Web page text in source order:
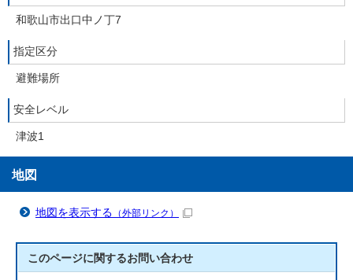
和歌山市出口中ノ丁7
指定区分
避難場所
安全レベル
津波1
地図
地図を表示する （外部リンク）
このページに関するお問い合わせ